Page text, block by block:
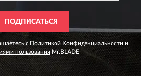
ПОДПИСАТЬСЯ
сПолитикой Конфиденциальности и
пользованияMr.BLADE